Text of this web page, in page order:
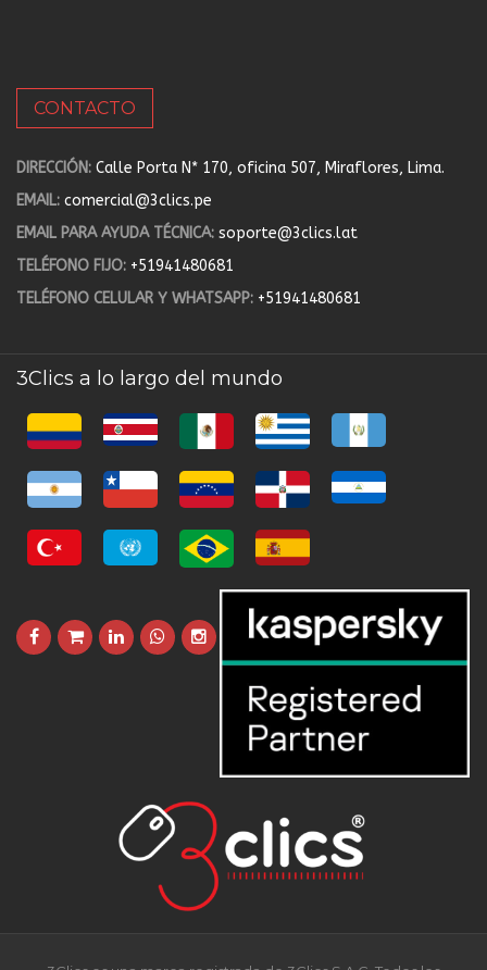
CONTACTO
DIRECCIÓN: Calle Porta N* 170, oficina 507, Miraflores, Lima.
EMAIL: comercial@3clics.pe
EMAIL PARA AYUDA TÉCNICA: soporte@3clics.lat
TELÉFONO FIJO: +51941480681
TELÉFONO CELULAR Y WHATSAPP: +51941480681
3Clics a lo largo del mundo